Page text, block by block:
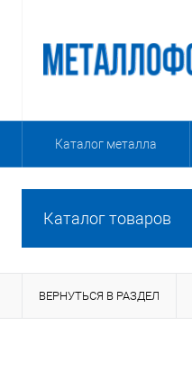
Каталог металла
Каталог товаров
ВЕРНУТЬСЯ В РАЗДЕЛ